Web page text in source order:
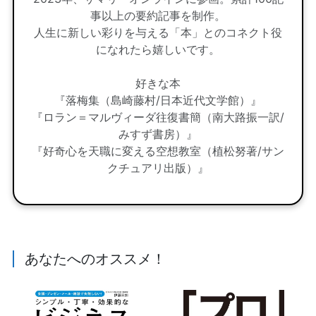
事以上の要約記事を制作。
人生に新しい彩りを与える「本」とのコネクト役
になれたら嬉しいです。
好きな本
『落梅集（島崎藤村/日本近代文学館）』
『ロラン＝マルヴィーダ往復書簡（南大路振一訳/
みすず書房）』
『好奇心を天職に変える空想教室（植松努著/サン
クチュアリ出版）』
あなたへのオススメ！